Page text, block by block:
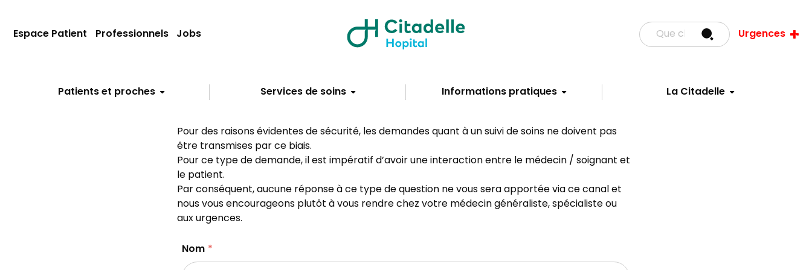
Patients et proches Services de soins Informations pratiques La Citadelle
Espace Patient Professionnels Jobs Urgences
Pour des raisons évidentes de sécurité, les demandes quant à un suivi de soins ne doivent pas
être transmises par ce biais.
Pour ce type de demande, il est impératif d’avoir une interaction entre le médecin / soignant et
le patient.
Par conséquent, aucune réponse à ce type de question ne vous sera apportée via ce canal et
nous vous encourageons plutôt à vous rendre chez votre médecin généraliste, spécialiste ou
aux urgences.
Nom